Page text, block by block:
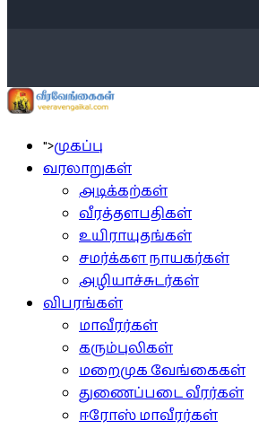
">முகப்பு
வரலாறுகள்
அடிக்கற்கள்
வீரத்தளபதிகள்
உயிராயுதங்கள்
சமர்க்கள நாயகர்கள்
அழியாச்சுடர்கள்
விபரங்கள்
மாவீரர்கள்
கரும்புலிகள்
மறைமுக வேங்கைகள்
துணைப்படை வீரர்கள்
ஈரோஸ் மாவீரர்கள்